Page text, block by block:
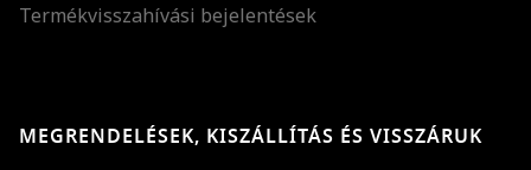
Termékvisszahívási bejelentések
MEGRENDELÉSEK, KISZÁLLÍTÁS ÉS VISSZÁRUK